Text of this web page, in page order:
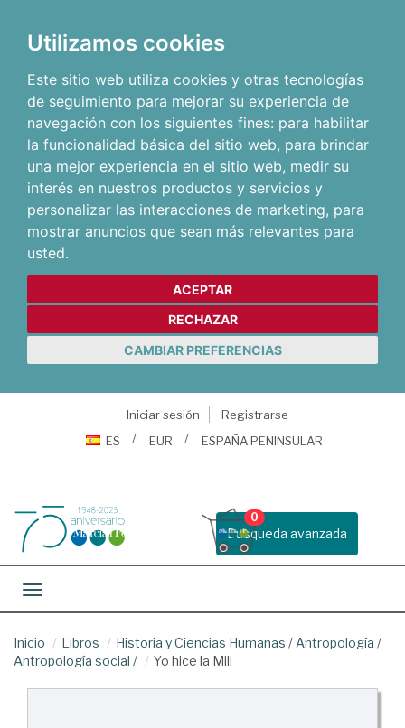
Utilizamos cookies
Este sitio web utiliza cookies y otras tecnologías
de seguimiento para mejorar su experiencia de
navegación con los siguientes fines: para habilitar
la funcionalidad básica del sitio web, para brindar
una mejor experiencia en el sitio web, medir su
interés en nuestros productos y servicios y
personalizar las interacciones de marketing, para
mostrar anuncios que sean más relevantes para
usted.
ACEPTAR
RECHAZAR
CAMBIAR PREFERENCIAS
Iniciar sesión
Registrarse
ES
EUR ESPAÑA PENINSULAR
Busqueda avanzada
0
Toggle navigation
Inicio Libros Historia y Ciencias Humanas / Antropología /
Antropología social / Yo hice la Mili